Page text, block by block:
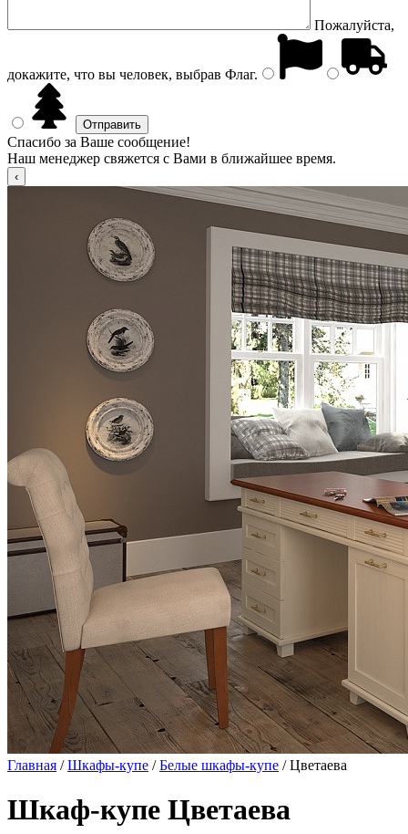
Пожалуйста,
докажите, что вы человек, выбрав Флаг.
Спасибо за Ваше сообщение!
Наш менеджер свяжется с Вами в ближайшее время.
Главная /Шкафы-купе /Белые шкафы-купе / Цветаева
Шкаф-купе Цветаева